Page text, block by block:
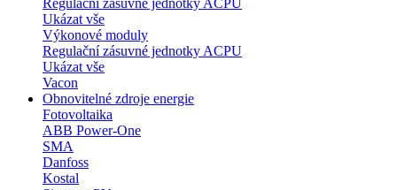
Regulační zásuvné jednotky ACPU
Ukázat vše
Výkonové moduly
Regulační zásuvné jednotky ACPU
Ukázat vše
Vacon
Obnovitelné zdroje energie
Fotovoltaika
ABB Power-One
SMA
Danfoss
Kostal